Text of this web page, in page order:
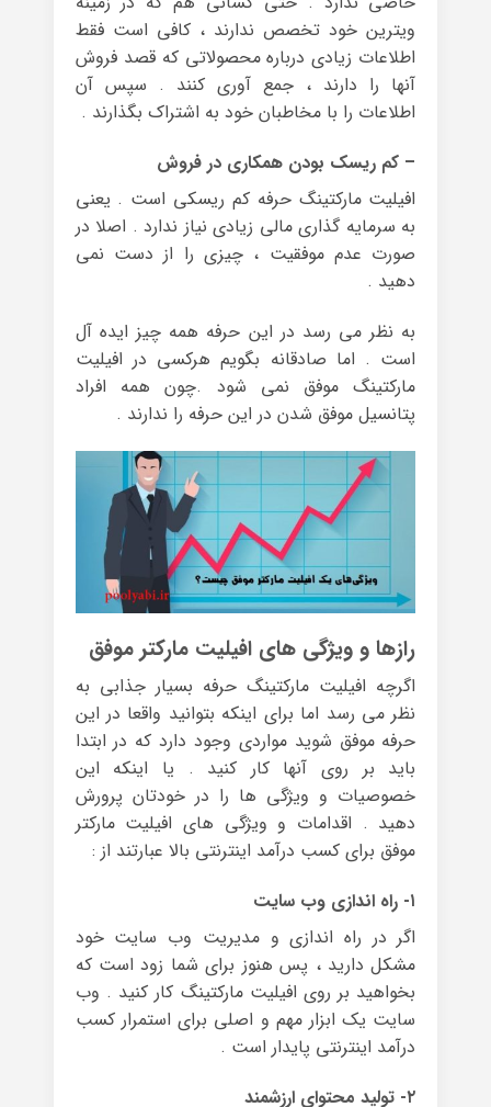
ویترین خود تخصص ندارند ، کافی است فقط
اطلاعات زیادی درباره محصولاتی که قصد فروش
آنها را دارند ، جمع آوری کنند . سپس آن
اطلاعات را با مخاطبان خود به اشتراک بگذارند .
– کم ریسک بودن همکاری در فروش
افیلیت مارکتینگ حرفه کم ریسکی است . یعنی
به سرمایه گذاری مالی زیادی نیاز ندارد . اصلا در
صورت عدم موفقیت ، چیزی را از دست نمی
دهید .
به نظر می رسد در این حرفه همه چیز ایده آل
است . اما صادقانه بگویم هرکسی در افیلیت
مارکتینگ موفق نمی شود .چون همه افراد
پتانسیل موفق شدن در این حرفه را ندارند .
رازها و ویژگی های افیلیت مارکتر موفق
اگرچه افیلیت مارکتینگ حرفه بسیار جذابی به
نظر می رسد اما برای اینکه بتوانید واقعا در این
حرفه موفق شوید مواردی وجود دارد که در ابتدا
باید بر روی آنها کار کنید . یا اینکه این
خصوصیات و ویژگی ها را در خودتان پرورش
دهید . اقدامات و ویژگی های افیلیت مارکتر
موفق برای کسب درآمد اینترنتی بالا عبارتند از :
۱- راه اندازی وب سایت
اگر در راه اندازی و مدیریت وب سایت خود
مشکل دارید ، پس هنوز برای شما زود است که
بخواهید بر روی افیلیت مارکتینگ کار کنید . وب
سایت یک ابزار مهم و اصلی برای استمرار کسب
درآمد اینترنتی پایدار است .
۲- تولید محتوای ارزشمند